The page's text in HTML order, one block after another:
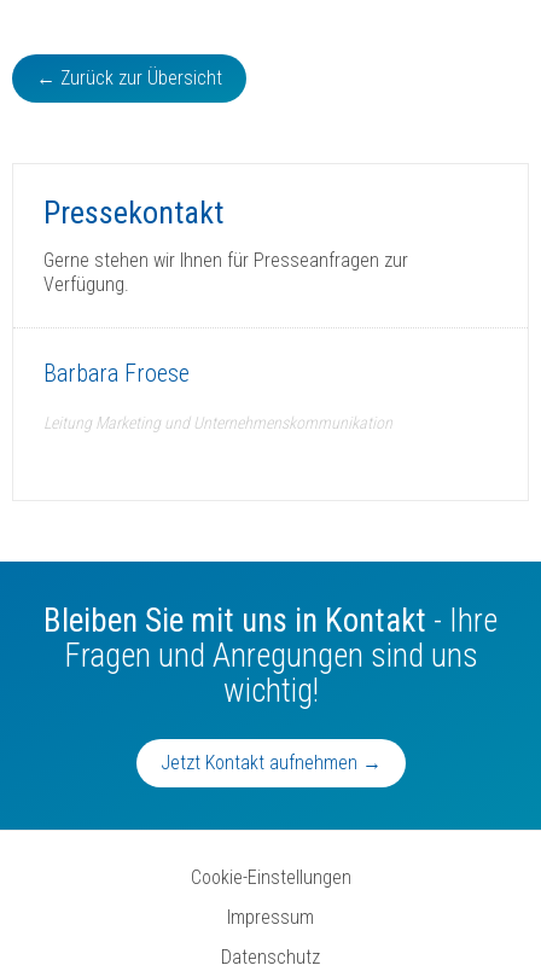
Pressekontakt
Gerne stehen wir Ihnen für Presseanfragen zur
Verfügung.
Barbara Froese
Leitung Marketing und Unternehmenskommunikation
← Zurück zur Übersicht
Bleiben Sie mit uns in Kontakt - Ihre
Fragen und Anregungen sind uns
wichtig!
Jetzt Kontakt aufnehmen →
Cookie-Einstellungen
Impressum
Datenschutz